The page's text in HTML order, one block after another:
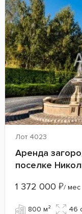
Лот 4023
Аренда
поселке
1 372 000 ₽/ мес
800 м² 46